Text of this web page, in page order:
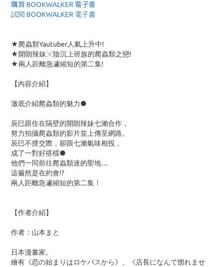
購買 BOOKWALKER 電子書
試閱 BOOKWALKER 電子書
★爬蟲類Yautuber人氣上升中!
★開朗辣妹╳陰沉上班族的爬蟲類之戀!
★兩人距離急遽縮短的第二集!
【內容介紹】
澈底介紹爬蟲類的魅力●
辰巳跟住在隔壁的開朗辣妹七瀨合作，
努力拍攝爬蟲類的影片並上傳至網路。
辰巳不擅交際，卻跟七瀨氣味相投，
成了一對好搭檔●
他們一同前往爬蟲類迷的聖地…
這儼然是在約會!?
兩人距離急遽縮短的第二集！
【作者介紹】
作者：山本まと
日本漫畫家。
繪有《恋の始まりはロケバスから》、《店長になんて惚れませ